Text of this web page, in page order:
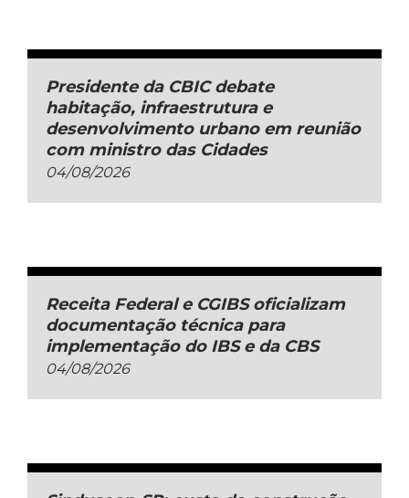
Presidente da CBIC debate
habitação, infraestrutura e
desenvolvimento urbano em reunião
com ministro das Cidades
04/08/2026
Receita Federal e CGIBS oficializam
documentação técnica para
implementação do IBS e da CBS
04/08/2026